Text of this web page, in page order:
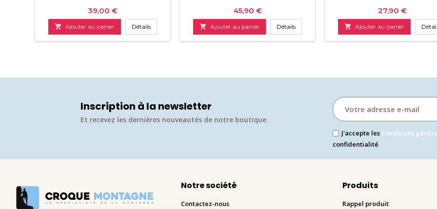
Prix
39,00 €
 Ajouter au panier Détails
Prix
45,90 €
 Ajouter au panier Détails
Prix
27,90 €
 Ajouter au panier
Inscription à la newsletter
Et recevez les dernières nouveautés de notre boutique.​
J'accepte les conditions
confidentialité
Notre société
Contactez-nous
Produits
Rappel produit